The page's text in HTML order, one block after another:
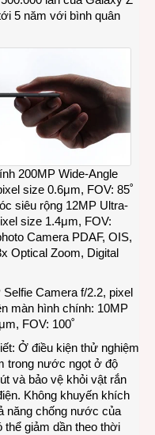
5 năm với bình quân
200MP Wide-Angle
size 0.6μm, FOV: 85˚
siêu rộng 12MP Ultra-
size 1.4μm, FOV:
Camera PDAF, OIS,
Optical Zoom, Digital
Camera f/2.2, pixel
màn hình chính: 10MP
FOV: 100˚
Ở điều kiện thử nghiệm
trong nước ngọt ở độ
và bảo vệ khỏi vật rắn
Không khuyến khích
năng chống nước của
thể giảm dần theo thời